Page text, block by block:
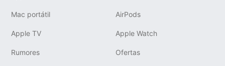
Mac portátil AirPods
Apple TV Apple Watch
Rumores Ofertas